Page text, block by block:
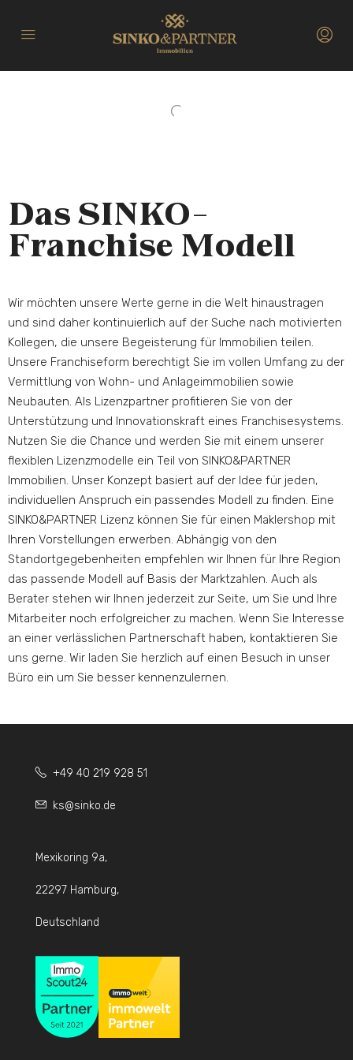
Das SINKO-
Franchise Modell
Wir möchten unsere Werte gerne in die Welt hinaustragen
und sind daher kontinuierlich auf der Suche nach motivierten
Kollegen, die unsere Begeisterung für Immobilien teilen.
Unsere Franchiseform berechtigt Sie im vollen Umfang zu der
Vermittlung von Wohn- und Anlageimmobilien sowie
Neubauten. Als Lizenzpartner profitieren Sie von der
Unterstützung und Innovationskraft eines Franchisesystems.
Nutzen Sie die Chance und werden Sie mit einem unserer
flexiblen Lizenzmodelle ein Teil von SINKO&PARTNER
Immobilien. Unser Konzept basiert auf der Idee für jeden,
individuellen Anspruch ein passendes Modell zu finden. Eine
SINKO&PARTNER Lizenz können Sie für einen Maklershop mit
Ihren Vorstellungen erwerben. Abhängig von den
Standortgegebenheiten empfehlen wir Ihnen für Ihre Region
das passende Modell auf Basis der Marktzahlen. Auch als
Berater stehen wir Ihnen jederzeit zur Seite, um Sie und Ihre
Mitarbeiter noch erfolgreicher zu machen. Wenn Sie Interesse
an einer verlässlichen Partnerschaft haben, kontaktieren Sie
uns gerne. Wir laden Sie herzlich auf einen Besuch in unser
Büro ein um Sie besser kennenzulernen.
+49 40 219 928 51
ks@sinko.de
Mexikoring 9a,
22297 Hamburg,
Deutschland